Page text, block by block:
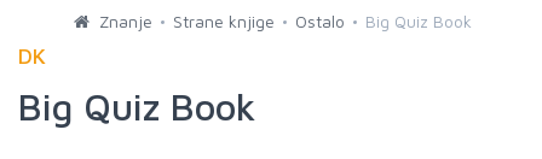
Znanje Strane knjige Ostalo Big Quiz Book
DK
Big Quiz Book